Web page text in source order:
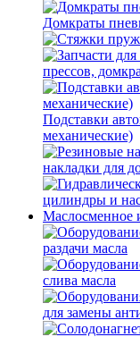
Домкраты
прессов,
Подставки
механические)
накладки для
цилиндры и
Маслосменное
раздачи масла
слива масла
для замены